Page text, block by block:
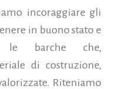
incoraggiare gli
in buono stato e
barche che,
di costruzione,
Riteniamo